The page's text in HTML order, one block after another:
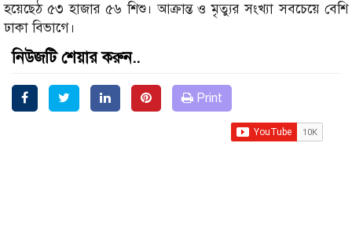
হয়েছেঠ ৫৩ হাজার ৫৬ শিশু। আক্রান্ত ও মৃত্যুর সংখ্যা সবচেয়ে বেশি
ঢাকা বিভাগে।
নিউজটি শেয়ার করুন..
Print